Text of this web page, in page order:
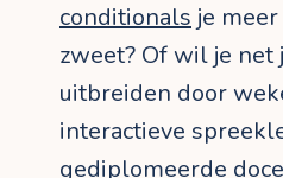
conditionals je
zweet? Of wil je net
uitbreiden door
interactieve
gediplomeerde